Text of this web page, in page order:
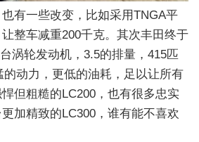
有一些改变，比如采用TNGA平
整车减重200千克。其次丰田终于
涡轮发动机，3.5的排量，415匹
的动力，更低的油耗，足以让所有
但粗糙的LC200，也有很多忠实
加精致的LC300，谁有能不喜欢